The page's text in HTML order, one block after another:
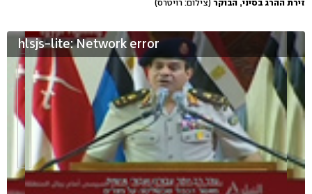
זירת ההרג בסיני, הבוקר (צילום: רויטרס)
hlsjs-lite: Network error